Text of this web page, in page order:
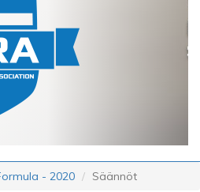
- 2020 Säännöt